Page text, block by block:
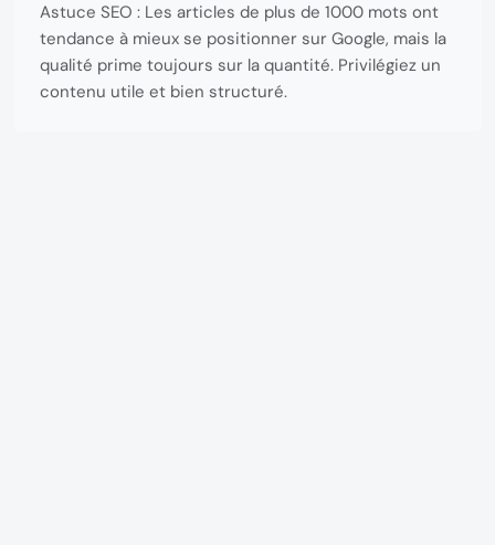
Astuce SEO : Les articles de plus de 1000 mots ont
tendance à mieux se positionner sur Google, mais la
qualité prime toujours sur la quantité. Privilégiez un
contenu utile et bien structuré.